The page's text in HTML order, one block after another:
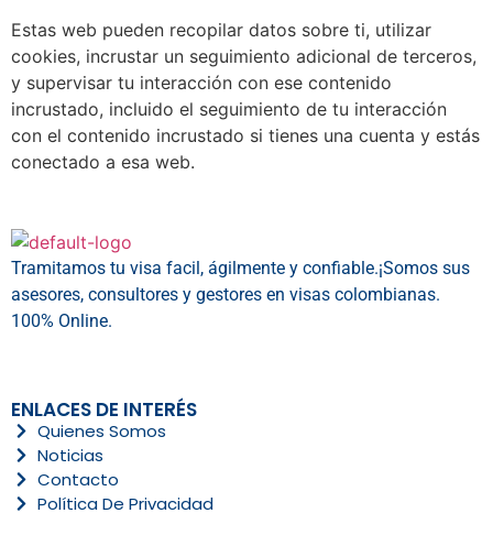
Estas web pueden recopilar datos sobre ti, utilizar
cookies, incrustar un seguimiento adicional de terceros,
y supervisar tu interacción con ese contenido
incrustado, incluido el seguimiento de tu interacción
con el contenido incrustado si tienes una cuenta y estás
conectado a esa web.
Tramitamos tu visa facil, ágilmente y confiable.¡Somos sus
asesores, consultores y gestores en visas colombianas.
100% Online.
ENLACES DE INTERÉS
Quienes Somos
Noticias
Contacto
Política De Privacidad